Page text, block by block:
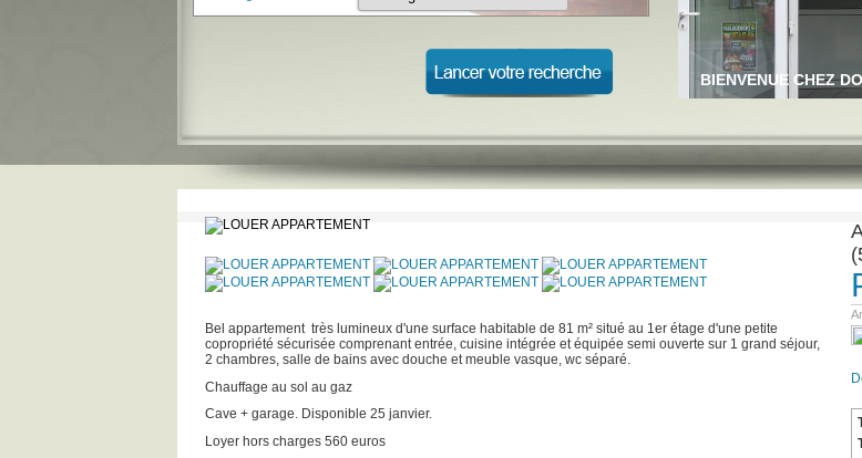
BIENVENUE CHEZ
Bel appartement très lumineux d'une surface habitable de 81 m² situé au 1er étage d'une petite
copropriété sécurisée comprenant entrée, cuisine intégrée et équipée semi ouverte sur 1 grand séjour,
2 chambres, salle de bains avec douche et meuble vasque, wc séparé.
Chauffage au sol au gaz
Cave + garage. Disponible 25 janvier.
Loyer hors charges 560 euros